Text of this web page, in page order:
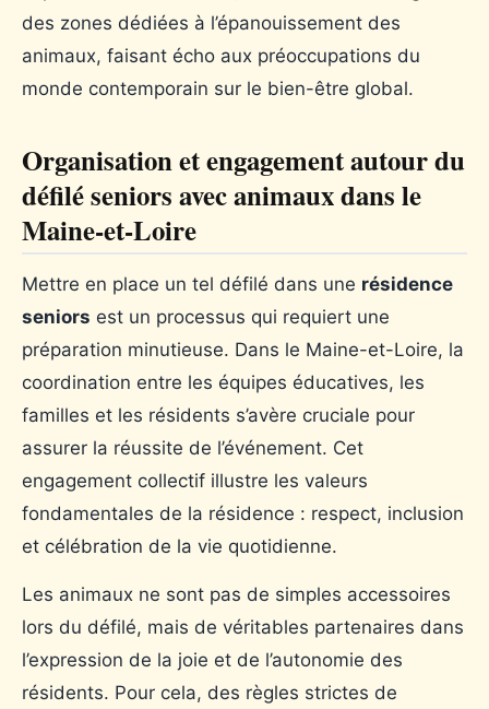
des zones dédiées à l’épanouissement des
animaux, faisant écho aux préoccupations du
monde contemporain sur le bien-être global.
Organisation et engagement autour du
défilé seniors avec animaux dans le
Maine-et-Loire
Mettre en place un tel défilé dans une résidence
seniors est un processus qui requiert une
préparation minutieuse. Dans le Maine-et-Loire, la
coordination entre les équipes éducatives, les
familles et les résidents s’avère cruciale pour
assurer la réussite de l’événement. Cet
engagement collectif illustre les valeurs
fondamentales de la résidence : respect, inclusion
et célébration de la vie quotidienne.
Les animaux ne sont pas de simples accessoires
lors du défilé, mais de véritables partenaires dans
l’expression de la joie et de l’autonomie des
résidents. Pour cela, des règles strictes de